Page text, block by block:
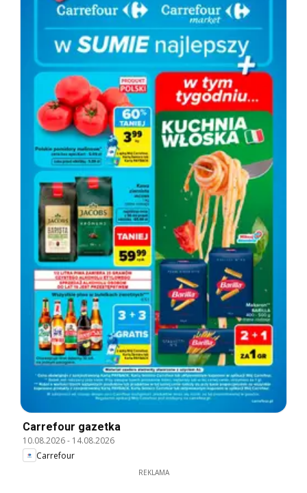
Carrefour gazetka
10.08.2026- 14.08.2026
Carrefour
REKLAMA